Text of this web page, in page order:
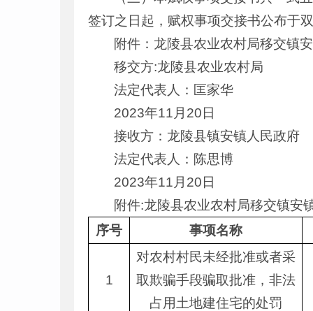
签订之日起，赋权事项交接书公布于
附件：龙陵县农业农村局移交镇
移交方:龙陵县农业农村局
法定代表人：匡家华
2023年11月20日
接收方： 龙陵县镇安镇人民政府
法定代表人：陈思博
2023年11月20日
附件:龙陵县农业农村局移交镇安
序号
事项名称
1
对农村村民未经批准或者采
取欺骗手段骗取批准，非法
占用土地建住宅的处罚